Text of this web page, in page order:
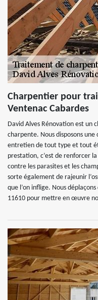
Charpentier pour
Ventenac Cabardes
David Alves Rénovation est un
charpente. Nous disposons
entretien de tout type et tout
prestation, c’est de renforcer
contre les parasites et les
sorte également de rajeunir
que l’on inflige. Nous
11610 pour mettre en œuvre